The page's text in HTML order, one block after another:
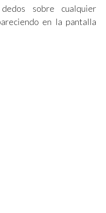
sobre cualquier
en la pantalla